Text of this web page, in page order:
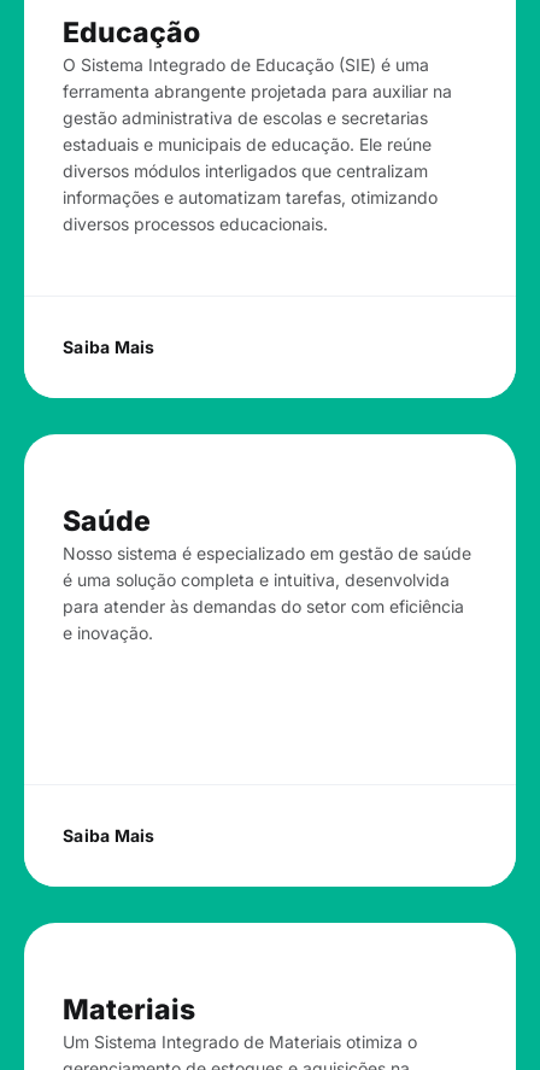
Educação
O Sistema Integrado de Educação (SIE) é uma
ferramenta abrangente projetada para auxiliar na
gestão administrativa de escolas e secretarias
estaduais e municipais de educação. Ele reúne
diversos módulos interligados que centralizam
informações e automatizam tarefas, otimizando
diversos processos educacionais.
Saiba Mais
Saúde
Nosso sistema é especializado em gestão de saúde
é uma solução completa e intuitiva, desenvolvida
para atender às demandas do setor com eficiência
e inovação.
Saiba Mais
Materiais
Um Sistema Integrado de Materiais otimiza o